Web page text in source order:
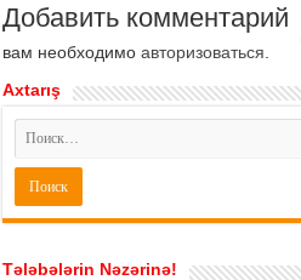
Добавить комментарий
вам необходимоавторизоваться
Axtarış
Tələbələrin Nəzərinə!